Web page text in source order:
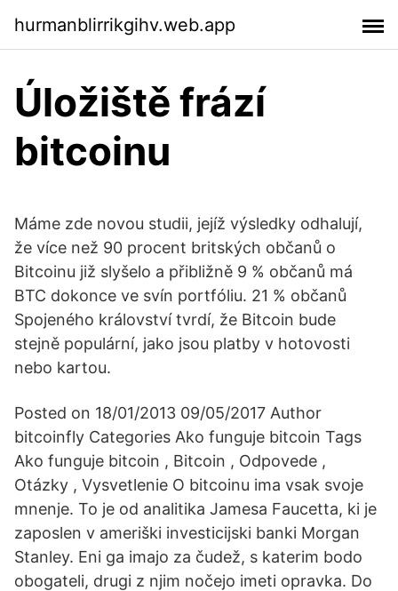
hurmanblirrikgihv.web.app
Úložiště frází
bitcoinu
Máme zde novou studii, jejíž výsledky odhalují,
že více než 90 procent britských občanů o
Bitcoinu již slyšelo a přibližně 9 % občanů má
BTC dokonce ve svín portfóliu. 21 % občanů
Spojeného království tvrdí, že Bitcoin bude
stejně populární, jako jsou platby v hotovosti
nebo kartou.
Posted on 18/01/2013 09/05/2017 Author
bitcoinfly Categories Ako funguje bitcoin Tags
Ako funguje bitcoin , Bitcoin , Odpovede ,
Otázky , Vysvetlenie O bitcoinu ima vsak svoje
mnenje. To je od analitika Jamesa Faucetta, ki je
zaposlen v ameriški investicijski banki Morgan
Stanley. Eni ga imajo za čudež, s katerim bodo
obogateli, drugi z njim nočejo imeti opravka. Do